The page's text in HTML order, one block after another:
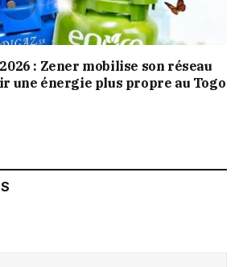
: Zener mobilise son réseau
une énergie plus propre au Togo